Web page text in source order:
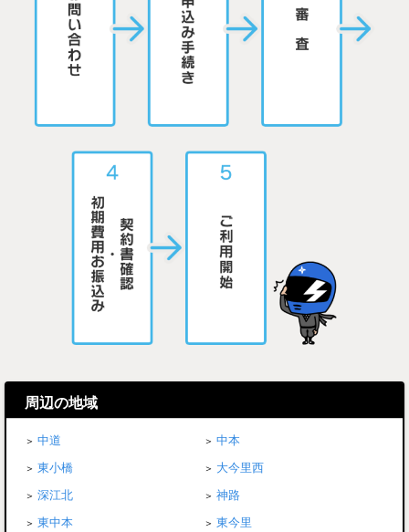
周辺の地域
中道
中本
東小橋
大今里西
深江北
神路
東中本
東今里